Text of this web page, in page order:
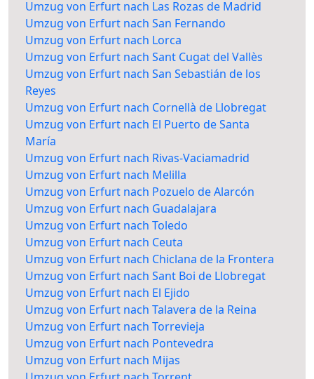
Umzug von Erfurt nach Las Rozas de Madrid
Umzug von Erfurt nach San Fernando
Umzug von Erfurt nach Lorca
Umzug von Erfurt nach Sant Cugat del Vallès
Umzug von Erfurt nach San Sebastián de los
Reyes
Umzug von Erfurt nach Cornellà de Llobregat
Umzug von Erfurt nach El Puerto de Santa
María
Umzug von Erfurt nach Rivas-Vaciamadrid
Umzug von Erfurt nach Melilla
Umzug von Erfurt nach Pozuelo de Alarcón
Umzug von Erfurt nach Guadalajara
Umzug von Erfurt nach Toledo
Umzug von Erfurt nach Ceuta
Umzug von Erfurt nach Chiclana de la Frontera
Umzug von Erfurt nach Sant Boi de Llobregat
Umzug von Erfurt nach El Ejido
Umzug von Erfurt nach Talavera de la Reina
Umzug von Erfurt nach Torrevieja
Umzug von Erfurt nach Pontevedra
Umzug von Erfurt nach Mijas